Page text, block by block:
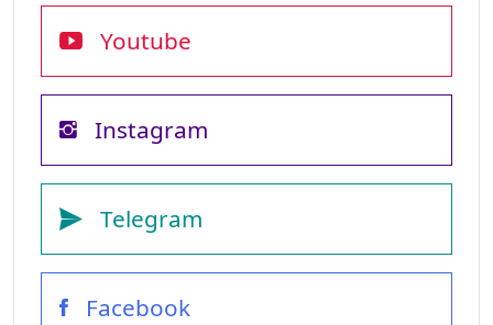
Youtube
Instagram
Telegram
Facebook